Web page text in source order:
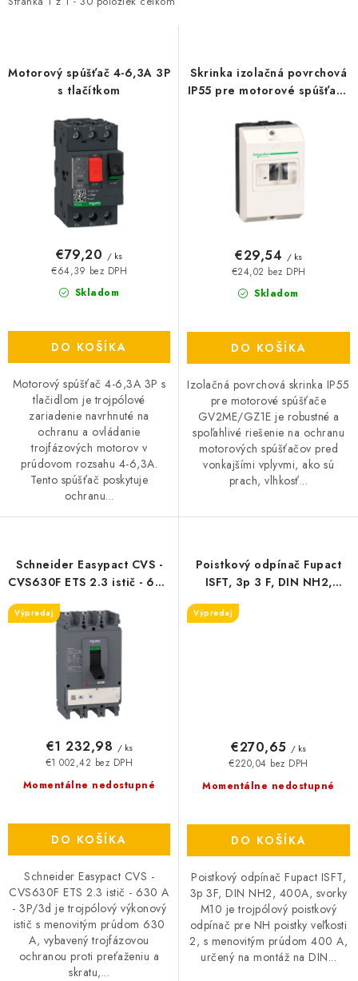
OBCHOD
O NÁS
ČINNOSTI
REFERENCIE
B2B SEKCIA
NÁRADIE A KOTVIACI MATERIÁL
SVIETIDLÁ A SVETELNÉ ZDROJE
ÚLOŽNÝ MATERIÁL
ZÁSUVKY A VYPÍNAČE
DOMÁCNOSŤ
ELEKTROMEROVÉ ROZVÁDZAČE
Obchodné podmienky
Reklamačný poriadok
r
e
Motorový spúšťač 4-6,3A 3P
s tlačítkom
Skladom
€64,39 bez DPH
€79,20 / ks
DO KOŠÍKA
Motorový spúšťač 4-6,3A 3P s
tlačidlom je trojpólové
zariadenie navrhnuté na
ochranu a ovládanie
trojfázových motorov v
prúdovom rozsahu 4-6,3A.
Tento spúšťač poskytuje
ochranu...
Skrinka izolačná povrchová
IP55 pre motorové spúšťače
Skladom
€24,02 bez DPH
€29,54 / ks
DO KOŠÍKA
Izolačná povrchová skrinka IP55
pre motorové spúšťače
GV2ME/GZ1E je robustné a
spoľahlivé riešenie na ochranu
motorových spúšťačov pred
vonkajšími vplyvmi, ako sú
prach, vlhkosť...
Schneider Easypact CVS -
CVS630F ETS 2.3 istič - 630
Výpredaj
Momentálne nedostupné
€1 002,42 bez DPH
€1 232,98 / ks
DO KOŠÍKA
Schneider Easypact CVS -
CVS630F ETS 2.3 istič - 630 A
- 3P/3d je trojpólový výkonový
istič s menovitým prúdom 630
A, vybavený trojfázovou
ochranou proti preťaženiu a
skratu,...
Poistkový odpínač Fupact
ISFT, 3p 3 F, DIN NH2,
400A, svorky M10
Výpredaj
Momentálne nedostupné
€220,04 bez DPH
€270,65 / ks
DO KOŠÍKA
Poistkový odpínač Fupact ISFT,
3p 3F, DIN NH2, 400A, svorky
M10 je trojpólový poistkový
odpínač pre NH poistky veľkosti
2, s menovitým prúdom 400 A,
určený na montáž na DIN...